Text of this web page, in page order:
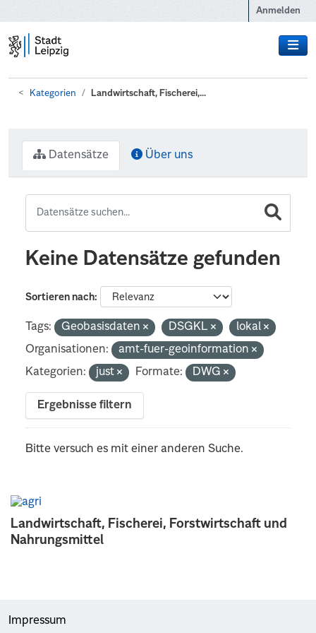
Anmelden
Kategorien Landwirtschaft, Fischerei,...
Landwirtschaft, Fischerei, Forstwirtschaft und
Nahrungsmittel
Datensätze Über uns
Keine Datensätze gefunden
Sortieren nach
Tags: Geobasisdaten DSGKL
lokal
Organisationen:
amt-fuer-geoinformation
Kategorien:
just Formate: DWG
Ergebnisse filtern
Bitte versuch es mit einer anderen Suche.
Impressum